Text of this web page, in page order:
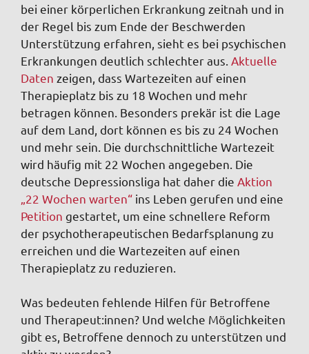
bei einer körperlichen Erkrankung zeitnah und in
der Regel bis zum Ende der Beschwerden
Unterstützung erfahren, sieht es bei psychischen
Erkrankungen deutlich schlechter aus. Aktuelle
Daten zeigen, dass Wartezeiten auf einen
Therapieplatz bis zu 18 Wochen und mehr
betragen können. Besonders prekär ist die Lage
auf dem Land, dort können es bis zu 24 Wochen
und mehr sein. Die durchschnittliche Wartezeit
wird häufig mit 22 Wochen angegeben. Die
deutsche Depressionsliga hat daher die Aktion
„22 Wochen warten“ ins Leben gerufen und eine
Petition gestartet, um eine schnellere Reform
der psychotherapeutischen Bedarfsplanung zu
erreichen und die Wartezeiten auf einen
Therapieplatz zu reduzieren.
Was bedeuten fehlende Hilfen für Betroffene
und Therapeut:innen? Und welche Möglichkeiten
gibt es, Betroffene dennoch zu unterstützen und